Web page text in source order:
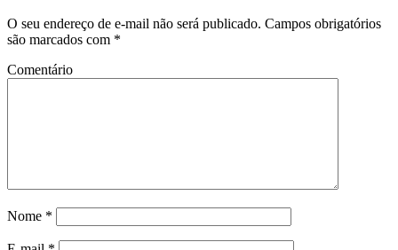
O seu endereço de e-mail não será publicado. Campos obrigatórios
são marcados com *
Comentário
Nome *